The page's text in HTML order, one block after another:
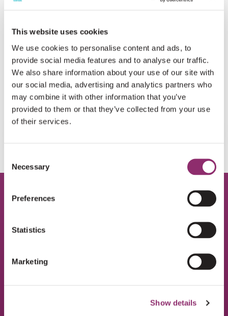
This website uses cookies
We use cookies to personalise content and ads, to
provide social media features and to analyse our traffic.
We also share information about your use of our site with
our social media, advertising and analytics partners who
may combine it with other information that you’ve
provided to them or that they’ve collected from your use
of their services.
Selection
Necessary
Preferences
Statistics
Marketing
Show details
WIL JE OP DE HOOGTE BLIJVEN VAN ONS WERK?
NIEUWSBRIEF